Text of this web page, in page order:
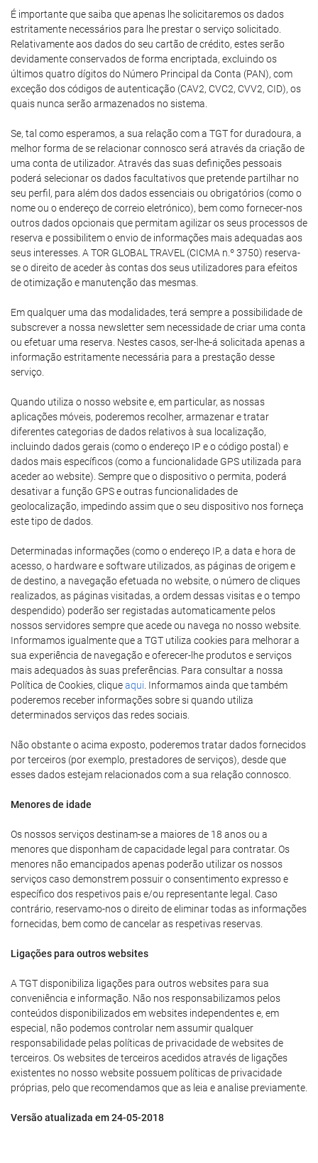
É importante que saiba que apenas lhe solicitaremos os dados
estritamente necessários para lhe prestar o serviço solicitado.
Relativamente aos dados do seu cartão de crédito, estes serão
devidamente conservados de forma encriptada, excluindo os
últimos quatro dígitos do Número Principal da Conta (PAN), com
exceção dos códigos de autenticação (CAV2, CVC2, CVV2, CID), os
quais nunca serão armazenados no sistema.
Se, tal como esperamos, a sua relação com a TGT for duradoura, a
melhor forma de se relacionar connosco será através da criação de
uma conta de utilizador. Através das suas definições pessoais
poderá selecionar os dados facultativos que pretende partilhar no
seu perfil, para além dos dados essenciais ou obrigatórios (como o
nome ou o endereço de correio eletrónico), bem como fornecer-nos
outros dados opcionais que permitam agilizar os seus processos de
reserva e possibilitem o envio de informações mais adequadas aos
seus interesses. A TOR GLOBAL TRAVEL (CICMA n.º 3750) reserva-
se o direito de aceder às contas dos seus utilizadores para efeitos
de otimização e manutenção das mesmas.
Em qualquer uma das modalidades, terá sempre a possibilidade de
subscrever a nossa newsletter sem necessidade de criar uma conta
ou efetuar uma reserva. Nestes casos, ser-lhe-á solicitada apenas a
informação estritamente necessária para a prestação desse
serviço.
Quando utiliza o nosso website e, em particular, as nossas
aplicações móveis, poderemos recolher, armazenar e tratar
diferentes categorias de dados relativos à sua localização,
incluindo dados gerais (como o endereço IP e o código postal) e
dados mais específicos (como a funcionalidade GPS utilizada para
aceder ao website). Sempre que o dispositivo o permita, poderá
desativar a função GPS e outras funcionalidades de
geolocalização, impedindo assim que o seu dispositivo nos forneça
este tipo de dados.
Determinadas informações (como o endereço IP, a data e hora de
acesso, o hardware e software utilizados, as páginas de origem e
de destino, a navegação efetuada no website, o número de cliques
realizados, as páginas visitadas, a ordem dessas visitas e o tempo
despendido) poderão ser registadas automaticamente pelos
nossos servidores sempre que acede ou navega no nosso website.
Informamos igualmente que a TGT utiliza cookies para melhorar a
sua experiência de navegação e oferecer-lhe produtos e serviços
mais adequados às suas preferências. Para consultar a nossa
Política de Cookies, cliqueaqui . Informamos ainda que também
poderemos receber informações sobre si quando utiliza
determinados serviços das redes sociais.
Não obstante o acima exposto, poderemos tratar dados fornecidos
por terceiros (por exemplo, prestadores de serviços), desde que
esses dados estejam relacionados com a sua relação connosco.
Menores de idade
Os nossos serviços destinam-se a maiores de 18 anos ou a
menores que disponham de capacidade legal para contratar. Os
menores não emancipados apenas poderão utilizar os nossos
serviços caso demonstrem possuir o consentimento expresso e
específico dos respetivos pais e/ou representante legal. Caso
contrário, reservamo-nos o direito de eliminar todas as informações
fornecidas, bem como de cancelar as respetivas reservas.
Ligações para outros websites
A TGT disponibiliza ligações para outros websites para sua
conveniência e informação. Não nos responsabilizamos pelos
conteúdos disponibilizados em websites independentes e, em
especial, não podemos controlar nem assumir qualquer
responsabilidade pelas políticas de privacidade de websites de
terceiros. Os websites de terceiros acedidos através de ligações
existentes no nosso website possuem políticas de privacidade
próprias, pelo que recomendamos que as leia e analise previamente.
Versão atualizada em 24-05-2018